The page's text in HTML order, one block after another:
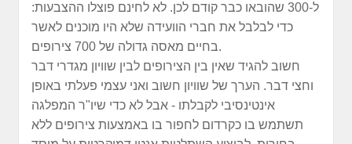
ל-300 שהובאו כבר קודם לכן. לא לחינם פוצלו ההצבעות:
כדי לבלבל את חברי הוועידה שלא היו מוכנים לאשר
בחיים מאסה גדולה של 700 צירופים.
חשוב להגיד שאין בין הצירופים לבין שוויון מגדרי דבר
וחצי דבר. הערך של שוויון חשוב ואני עצמי פעלתי באופן
אינטינסיבי לקבלתו - אבל לא כדי שיו"ר המפלגה
תשתמש בו כקרדום לחפור בו באמצעות צירופים ללא